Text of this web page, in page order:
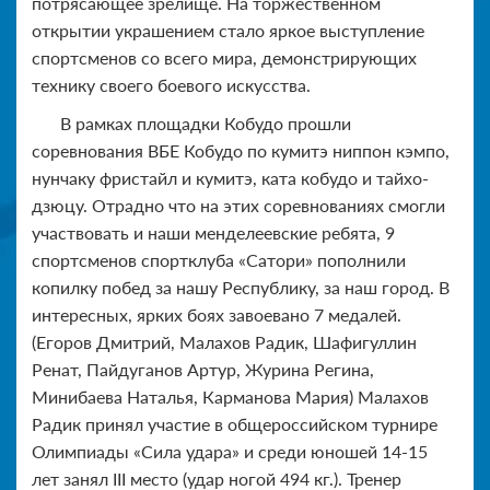
открытии украшением стало яркое выступление
спортсменов со всего мира, демонстрирующих
технику своего боевого искусства.
В рамках площадки Кобудо прошли
соревнования ВБЕ Кобудо по кумитэ ниппон кэмпо,
нунчаку фристайл и кумитэ, ката кобудо и тайхо-
дзюцу. Отрадно что на этих соревнованиях смогли
участвовать и наши менделеевские ребята, 9
спортсменов спортклуба «Сатори» пополнили
копилку побед за нашу Республику, за наш город. В
интересных, ярких боях завоевано 7 медалей.
(Егоров Дмитрий, Малахов Радик, Шафигуллин
Ренат, Пайдуганов Артур, Журина Регина,
Минибаева Наталья, Карманова Мария) Малахов
Радик принял участие в общероссийском турнире
Олимпиады «Сила удара» и среди юношей 14-15
лет занял III место (удар ногой 494 кг.). Тренер